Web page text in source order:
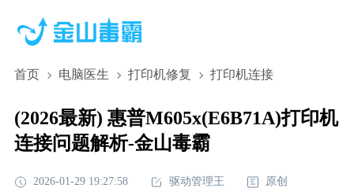
首页 电脑医生 打印机修复 打印机连接
(2026最新) 惠普M605x(E6B71A)打印机
连接问题解析-金山毒霸
2026-01-29 19:27:58 驱动管理王 原创